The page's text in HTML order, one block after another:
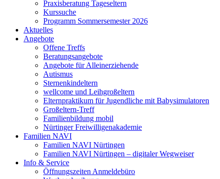
Praxisberatung Tageseltern
Kurssuche
Programm Sommersemester 2026
Aktuelles
Angebote
Offene Treffs
Beratungsangebote
Angebote für Alleinerziehende
Autismus
Sternenkindeltern
wellcome und Leihgroßeltern
Elternpraktikum für Jugendliche mit Babysimulatoren
Großeltern-Treff
Familienbildung mobil
Nürtinger Freiwilligenakademie
Familien NAVI
Familien NAVI Nürtingen
Familien NAVI Nürtingen – digitaler Wegweiser
Info & Service
Öffnungszeiten Anmeldebüro